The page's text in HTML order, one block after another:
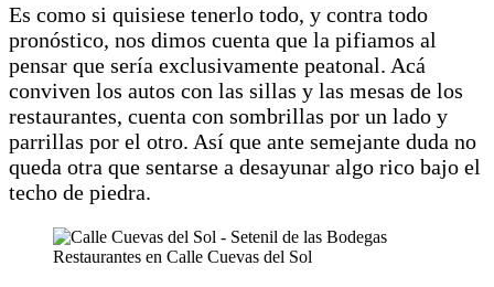
Es como si quisiese tenerlo todo, y contra todo
pronóstico, nos dimos cuenta que la pifiamos al
pensar que sería exclusivamente peatonal. Acá
conviven los autos con las sillas y las mesas de los
restaurantes, cuenta con sombrillas por un lado y
parrillas por el otro. Así que ante semejante duda no
queda otra que sentarse a desayunar algo rico bajo el
techo de piedra.
Restaurantes en Calle Cuevas del Sol